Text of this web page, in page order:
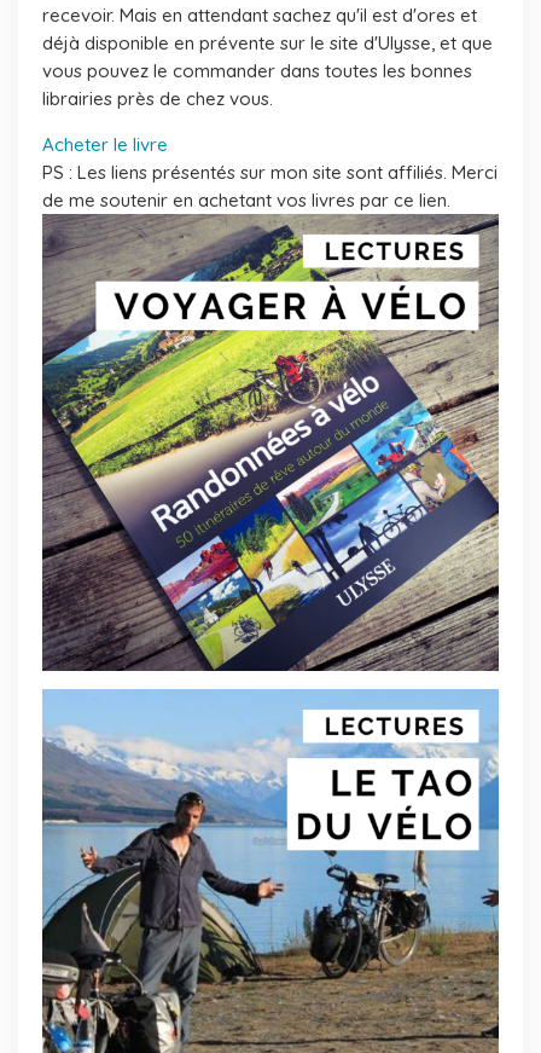
recevoir. Mais en attendant sachez qu'il est d'ores et
déjà disponible en prévente sur le site d'Ulysse, et que
vous pouvez le commander dans toutes les bonnes
librairies près de chez vous.
Acheter le livre
PS : Les liens présentés sur mon site sont affiliés. Merci
de me soutenir en achetant vos livres par ce lien.